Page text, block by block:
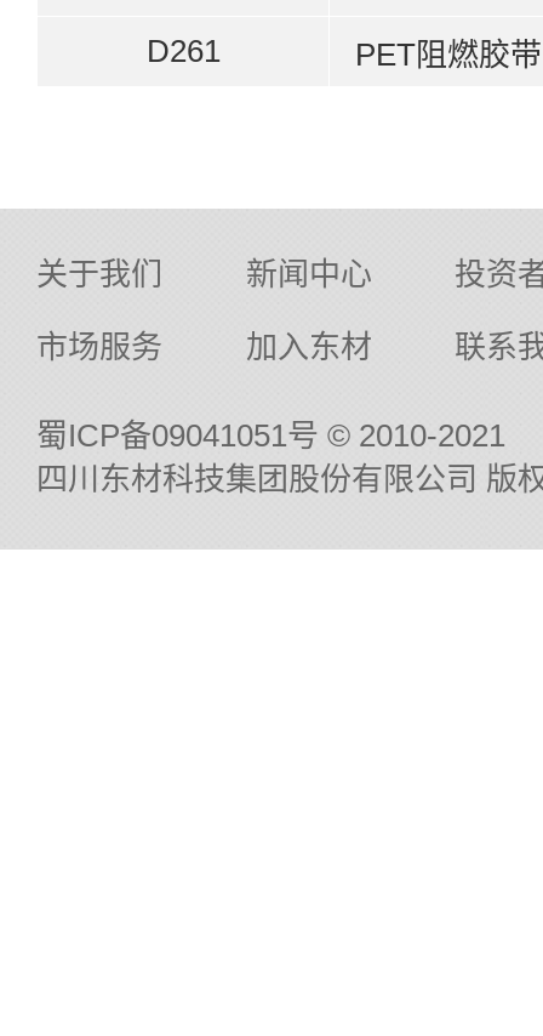
D261
PET阻燃胶带
关于我们 新闻中心
投资
市场服务
加入东材 联系
蜀ICP备09041051号 © 2010-2021
四川东材科技集团股份有限公司 版